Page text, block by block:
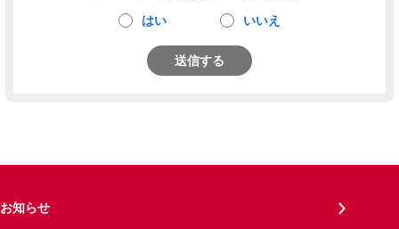
はい いいえ
送信する
お知らせ